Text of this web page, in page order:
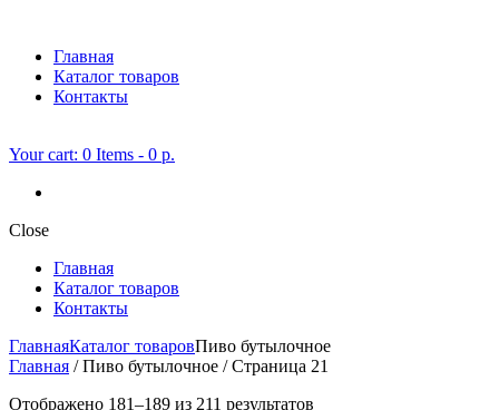
Главная
Каталог товаров
Контакты
Your cart: 0 Items - 0 р.
Close
Главная
Каталог товаров
Контакты
ГлавнаяКаталог товаровПиво бутылочное
Главная / Пиво бутылочное / Страница 21
Отображено 181–189 из 211 результатов